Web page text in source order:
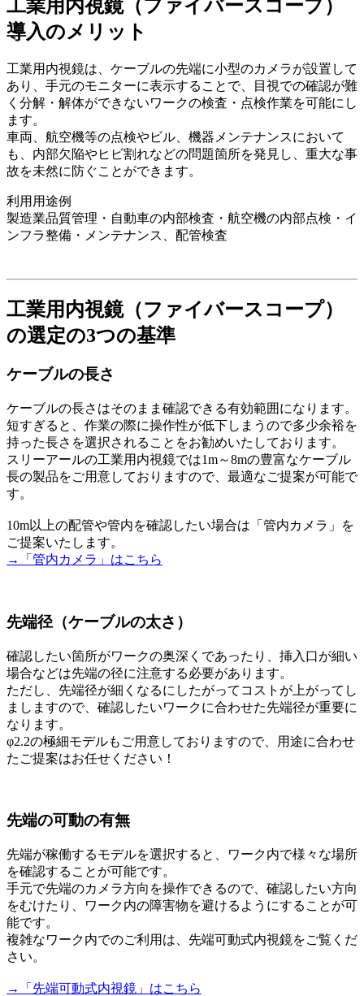
工業用内視鏡（ファイバースコープ）
導入のメリット
工業用内視鏡は、ケーブルの先端に小型のカメラが設置して
あり、手元のモニターに表示することで、目視での確認が難
く分解・解体ができないワークの検査・点検作業を可能にし
ます。
車両、航空機等の点検やビル、機器メンテナンスにおいて
も、内部欠陥やヒビ割れなどの問題箇所を発見し、重大な事
故を未然に防ぐことができます。
利用用途例
製造業品質管理・自動車の内部検査・航空機の内部点検・イ
ンフラ整備・メンテナンス、配管検査
工業用内視鏡（ファイバースコープ）
の選定の3つの基準
ケーブルの長さ
ケーブルの長さはそのまま確認できる有効範囲になります。
短すぎると、作業の際に操作性が低下しまうので多少余裕を
持った長さを選択されることをお勧めいたしております。
スリーアールの工業用内視鏡では1m～8mの豊富なケーブル
長の製品をご用意しておりますので、最適なご提案が可能で
す。
10m以上の配管や管内を確認したい場合は「管内カメラ」を
ご提案いたします。
→「管内カメラ」はこちら
先端径（ケーブルの太さ）
確認したい箇所がワークの奥深くであったり、挿入口が細い
場合などは先端の径に注意する必要があります。
ただし、先端径が細くなるにしたがってコストが上がってし
ましますので、確認したいワークに合わせた先端径が重要に
なります。
φ2.2の極細モデルもご用意しておりますので、用途に合わせ
たご提案はお任せください！
先端の可動の有無
先端が稼働するモデルを選択すると、ワーク内で様々な場所
を確認することが可能です。
手元で先端のカメラ方向を操作できるので、確認したい方向
をむけたり、ワーク内の障害物を避けるようにすることが可
能です。
複雑なワーク内でのご利用は、先端可動式内視鏡をご覧くだ
さい。
→「先端可動式内視鏡」はこちら